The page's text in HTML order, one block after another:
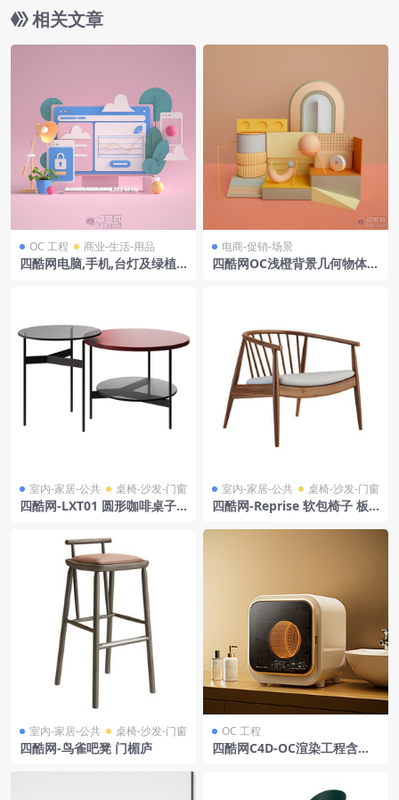
相关文章
OC 工程 商业-生活-用品
四酷网电脑,手机,台灯及绿植
电商-促销-场景
四酷网OC浅橙背景几何物体拱
室内-家居-公共 桌椅-沙发-门窗
四酷网-LXT01 圆形咖啡桌子
室内-家居-公共 桌椅-沙发-门窗
四酷网-Reprise 软包椅子 板
olani
室内-家居-公共 桌椅-沙发-门窗
四酷网-鸟雀吧凳 门楣庐
OC 工程
四酷网C4D-OC渲染工程含迷